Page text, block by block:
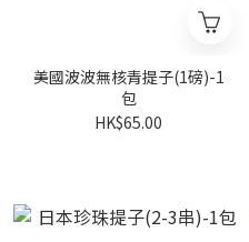
美國波波無核青提子(1磅)-1
包
HK$65.00